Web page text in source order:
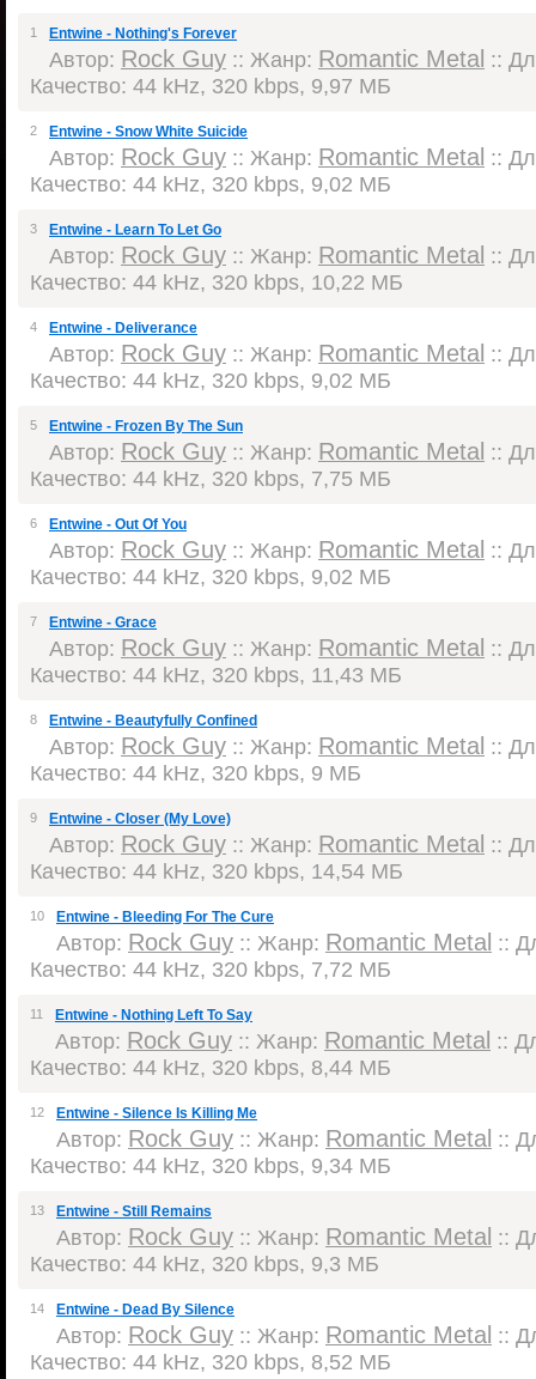
1 Entwine - Nothing's Forever
Автор: Rock Guy :: Жанр: Romantic Metal ::
Качество: 44 kHz, 320 kbps, 9,97 МБ
2 Entwine - Snow White Suicide
Автор: Rock Guy :: Жанр: Romantic Metal ::
Качество: 44 kHz, 320 kbps, 9,02 МБ
3 Entwine - Learn To Let Go
Автор: Rock Guy :: Жанр: Romantic Metal ::
Качество: 44 kHz, 320 kbps, 10,22 МБ
4 Entwine - Deliverance
Автор: Rock Guy :: Жанр: Romantic Metal ::
Качество: 44 kHz, 320 kbps, 9,02 МБ
5 Entwine - Frozen By The Sun
Автор: Rock Guy :: Жанр: Romantic Metal ::
Качество: 44 kHz, 320 kbps, 7,75 МБ
6 Entwine - Out Of You
Автор: Rock Guy :: Жанр: Romantic Metal ::
Качество: 44 kHz, 320 kbps, 9,02 МБ
7 Entwine - Grace
Автор: Rock Guy :: Жанр: Romantic Metal ::
Качество: 44 kHz, 320 kbps, 11,43 МБ
8 Entwine - Beautyfully Confined
Автор: Rock Guy :: Жанр: Romantic Metal ::
Качество: 44 kHz, 320 kbps, 9 МБ
9 Entwine - Closer (My Love)
Автор: Rock Guy :: Жанр: Romantic Metal ::
Качество: 44 kHz, 320 kbps, 14,54 МБ
10 Entwine - Bleeding For The Cure
Автор: Rock Guy :: Жанр: Romantic Metal ::
Качество: 44 kHz, 320 kbps, 7,72 МБ
11 Entwine - Nothing Left To Say
Автор: Rock Guy :: Жанр: Romantic Metal ::
Качество: 44 kHz, 320 kbps, 8,44 МБ
12 Entwine - Silence Is Killing Me
Автор: Rock Guy :: Жанр: Romantic Metal ::
Качество: 44 kHz, 320 kbps, 9,34 МБ
13 Entwine - Still Remains
Автор: Rock Guy :: Жанр: Romantic Metal ::
Качество: 44 kHz, 320 kbps, 9,3 МБ
14 Entwine - Dead By Silence
Автор: Rock Guy :: Жанр: Romantic Metal ::
Качество: 44 kHz, 320 kbps, 8,52 МБ